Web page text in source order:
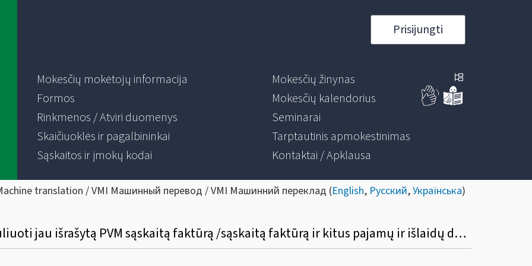
Prisijungti
Mokesčių mokėtojų informacija
Formos
Rinkmenos / Atviri duomenys
Skaičiuoklės ir pagalbininkai
Sąskaitos ir įmokų kodai
Mokesčių žinynas
Mokesčių kalendorius
Seminarai
Tarptautinis apmokestinimas
Kontaktai / Apklausa
translation / VMI Машинный перевод / VMI Машинний переклад (English, Русский,Українська)
Kokiu būdu galima pakoreguoti / anuliuoti jau išrašytą PVM sąskaitą faktūrą /sąskaitą faktūrą ir kitus pajamų ir išlaidų dokumentus?